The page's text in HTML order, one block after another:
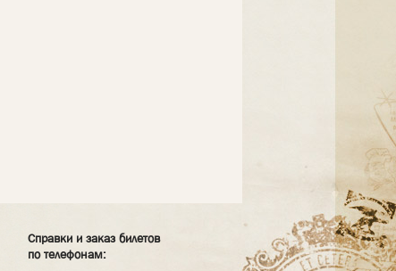
Справки и заказ билетов
по телефонам: